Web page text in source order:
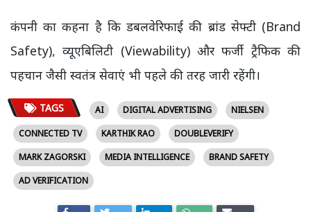
कंपनी का कहना है कि डबलवेरिफाई की ब्रांड सेफ्टी (Brand
Safety), व्यूएबिलिटी (Viewability) और फर्जी ट्रैफिक की
पहचान जैसी स्वतंत्र सेवाएं भी पहले की तरह जारी रहेंगी।
TAGS AI DIGITAL ADVERTISING
NIELSEN
CONNECTED TV
KARTHIK RAO
DOUBLEVERIFY
MARK ZAGORSKI
MEDIA INTELLIGENCE
BRAND SAFETY
AD VERIFICATION